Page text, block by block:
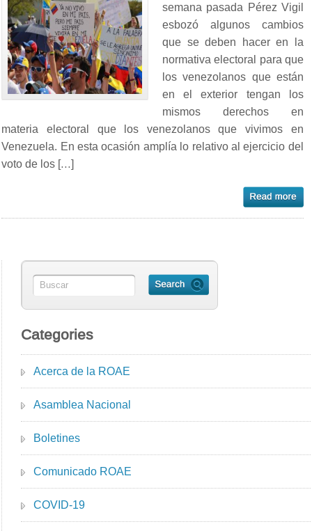
semana pasada Pérez Vigil
esbozó algunos cambios
que se deben hacer en la
normativa electoral para que
los venezolanos que están
en el exterior tengan los
mismos derechos en
materia electoral que los venezolanos que vivimos en
Venezuela. En esta ocasión amplía lo relativo al ejercicio del
voto de los […]
Categories
Acerca de la ROAE
Asamblea Nacional
Boletines
Comunicado ROAE
COVID-19